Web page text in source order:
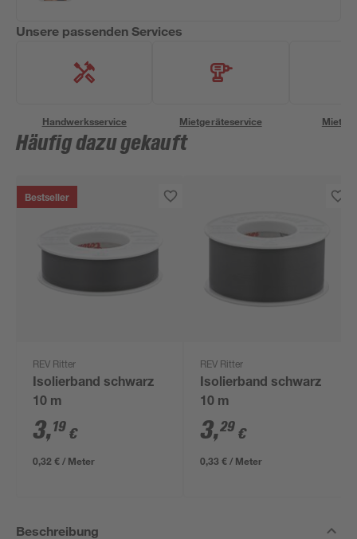
Unsere passenden Services
Handwerksservice Mietgeräteservice
Häufig dazu gekauft
Bestseller
REV Ritter
Isolierband schwarz
10 m
3,19 €
0,32 € / Meter
REV Ritter
Isolierband schwarz
10 m
3,29 €
0,33 € / Meter
Beschreibung